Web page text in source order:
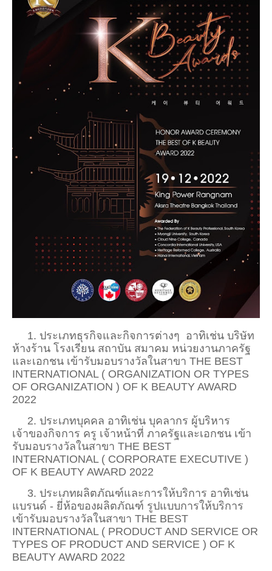
1. ประเภทธุรกิจและกิจการต่างๆ อาทิเช่น บริษัท
ห้างร้าน โรงเรียน สถาบัน สมาคม หน่วยงานภาครัฐ
และเอกชน เข้ารับมอบรางวัลในสาขา THE BEST
INTERNATIONAL ( ORGANIZATION OR TYPES
OF ORGANIZATION ) OF K BEAUTY AWARD
2022
2. ประเภทบุคคล อาทิเช่น บุคลากร ผู้บริหาร
เจ้าของกิจการ ครู เจ้าหน้าที่ ภาครัฐและเอกชน เข้า
รับมอบรางวัลในสาขา THE BEST
INTERNATIONAL ( CORPORATE EXECUTIVE )
OF K BEAUTY AWARD 2022
3. ประเภทผลิตภัณฑ์และการให้บริการ อาทิเช่น
แบรนด์ - ยี่ห้อของผลิตภัณฑ์ รูปแบบการให้บริการ
เข้ารับมอบรางวัลในสาขา THE BEST
INTERNATIONAL ( PRODUCT AND SERVICE OR
TYPES OF PRODUCT AND SERVICE ) OF K
BEAUTY AWARD 2022